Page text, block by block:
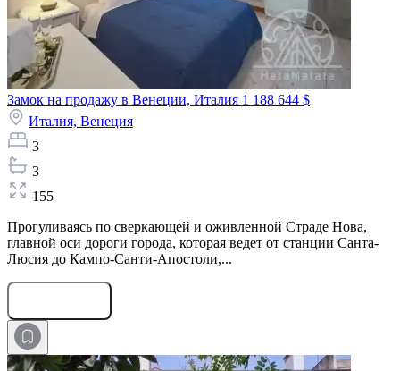
Замок на продажу в Венеции, Италия 1 188 644 $
Италия, Венеция
3
3
155
Прогуливаясь по сверкающей и оживленной Страде Нова,
главной оси дороги города, которая ведет от станции Санта-
Люсия до Кампо-Санти-Апостоли,...